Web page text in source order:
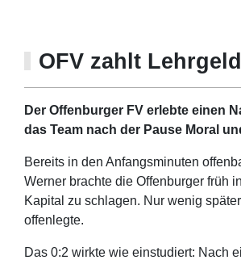
OFV zahlt
Der Offenburger FV erlebte einen
das Team nach der Pause Moral
Bereits in den Anfangsminuten
Werner brachte die Offenburger früh
Kapital zu schlagen. Nur wenig
offenlegte.
Das 0:2 wirkte wie einstudiert: Nach